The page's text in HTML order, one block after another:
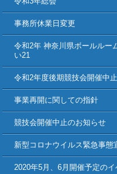
事務所休業日変更
令和2年 神奈川県ボールル
い21
令和2年度後期競技会開催中
事業再開に関しての指針
競技会開催中止のお知らせ
新型コロナウイルス緊急事
2020年5月、6月開催予定の